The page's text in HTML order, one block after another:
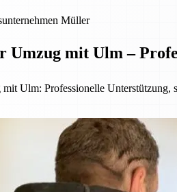
Müller
Umzug mit Ulm –
Ulm: Professionelle Unterstützung,